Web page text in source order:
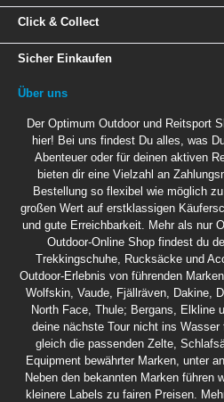
Click & Collect
Sicher Einkaufen
Über uns
Der Optimum Outdoor und Reitsport
hier! Bei uns findest Du alles, was
Abenteuer oder für deinen aktiven
bieten dir eine Vielzahl an
Bestellung so flexibel wie möglich
großen Wert auf erstklassigen
und gute Erreichbarkeit. Mehr als nur
Outdoor-Online Shop findest du
Trekkingschuhe, Rucksäcke und
Outdoor-Erlebnis von führenden
Wolfskin, Vaude, Fjällräven, Dakine,
North Face, Thule; Bergans, Elkline
deine nächste Tour nicht ins
gleich die passenden Zelte,
Equipment bewährter Marken, unter
Neben den bekannten Marken führen
kleinere Labels zu fairen Preisen.